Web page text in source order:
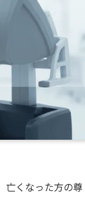
亡くなった方の尊